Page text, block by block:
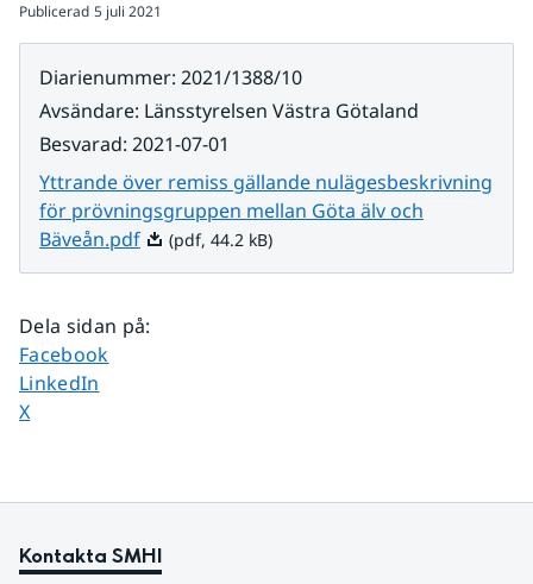
Publicerad 5 juli 2021
Diarienummer: 2021/1388/10
Avsändare: Länsstyrelsen Västra Götaland
Besvarad: 2021-07-01
Yttrande över remiss gällande nulägesbeskrivning
för prövningsgruppen mellan Göta älv och
Bäveån.pdfPdf, 44.2 kB.
(pdf, 44.2 kB)
Dela sidan på:
Dela sidan på
Facebook
Dela sidan på
LinkedIn
Dela sidan på
X
Kontakta SMHI